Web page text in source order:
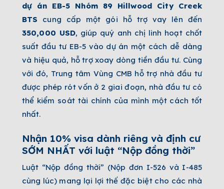
dự án EB-5 Nhóm 89 Hillwood City Creek
BTS cung cấp một gói hỗ trợ vay lên đến
350,000 USD, giúp quý anh chị linh hoạt chốt
suất đầu tư EB-5 vào dự án một cách dễ dàng
và hiệu quả, hỗ trợ xoay dòng tiền đầu tư. Cùng
với đó, Trung tâm Vùng CMB hỗ trợ nhà đầu tư
được phép rót vốn ở 2 giai đoạn, nhà đầu tư có
thể kiểm soát tài chính của mình một cách tốt
nhất.
Nhận 10% visa dành riêng và định cư
SỚM NHẤT với luật “Nộp đồng thời”
Luật “Nộp đồng thời” (Nộp đơn I-526 và I-485
cùng lúc) mang lại lợi thế đặc biệt cho các nhà